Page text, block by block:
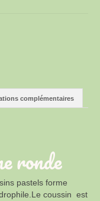
complémentaires
ronde
pastels forme
coussin est